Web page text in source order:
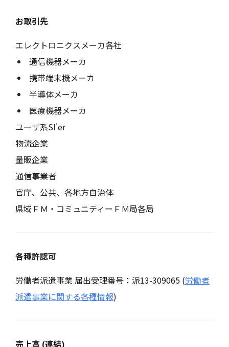
お取引先
エレクトロニクスメーカ各社
通信機器メーカ
携帯端末機メーカ
半導体メーカ
医療機器メーカ
ユーザ系SI'er
物流企業
量販企業
通信事業者
官庁、公共、各地方自治体
県域ＦＭ・コミュニティーＦＭ局各局
各種許認可
労働者派遣事業 届出受理番号：派13-309065 (労働者
派遣事業に関する各種情報)
売上高 (連結)